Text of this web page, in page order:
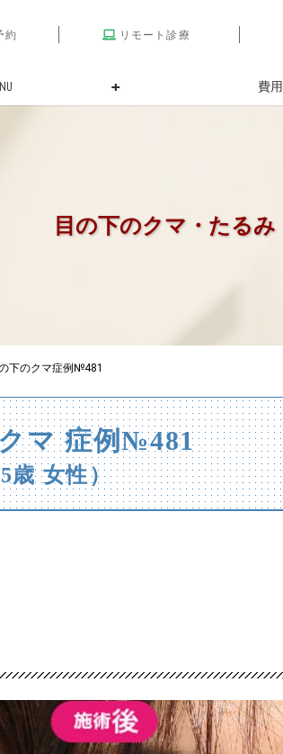
約 リモート診療
費用
目の下のクマ・たるみ
下のクマ症例№481
マ 症例№481
歳 女性）